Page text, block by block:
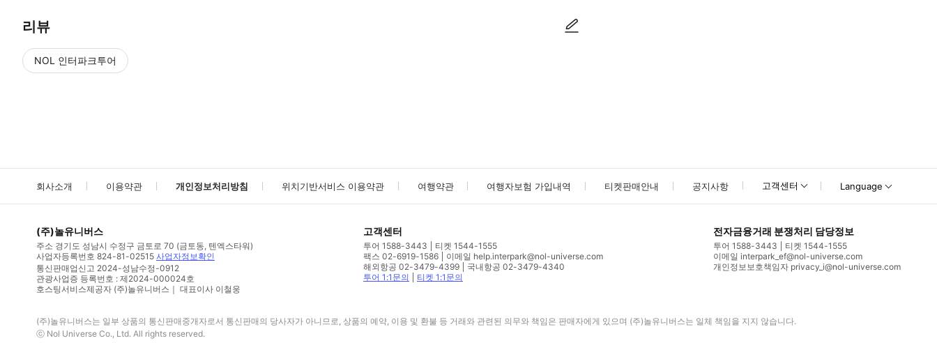
리뷰
NOL 인터파크투어
회사소개 이용약관 개인정보처리방침 위치기반서비스 이용약관 여행약관 여행자보험 가입내역 티켓판매안내 공지사항 고객센터 Language
(주)놀유니버스
주소 경기도 성남시 수정구 금토로 70 (금토동, 텐엑스타워)
사업자등록번호 824-81-02515 사업자정보확인
통신판매업신고 2024-성남수정-0912
관광사업증 등록번호 : 제2024-000024호
호스팅서비스제공자 (주)놀유니버스｜ 대표이사 이철웅
고객센터
투어 1588-3443
티켓 1544-1555
팩스 02-6919-1586
이메일 help.interpark@nol-universe.com
해외항공 02-3479-4399
국내항공 02-3479-4340
투어 1:1문의
티켓 1:1문의
전자금융거래 분쟁처리 담당정보
투어 1588-3443
티켓 1544-1555
이메일 interpark_ef@nol-universe.com
개인정보보호책임자 privacy_i@nol-universe.com
(주)놀유니버스는 일부 상품의 통신판매중개자로서 통신판매의 당사자가 아니므로, 상품의 예약, 이용 및 환불 등 거래와 관련된 의무와 책임은 판매자에게 있으며 (주)놀유니버스는 일체 책임을 지지 않습니다.
ⓒ Nol Universe Co., Ltd. All rights reserved.